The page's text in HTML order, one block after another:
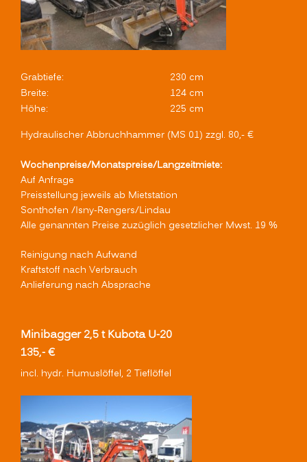
Grabtiefe:
230 cm
Breite:
124 cm
Höhe:
225 cm
Hydraulischer Abbruchhammer (MS 01) zzgl. 80,- €
Wochenpreise/Monatspreise/Langzeitmiete:
Auf Anfrage
Preisstellung jeweils ab Mietstation
Sonthofen /Isny-Rengers/Lindau
Alle genannten Preise zuzüglich gesetzlicher Mwst. 19 %
Reinigung nach Aufwand
Kraftstoff nach Verbrauch
Anlieferung nach Absprache
Minibagger 2,5 t Kubota U-20
135,- €
incl. hydr. Humuslöffel, 2 Tieflöffel